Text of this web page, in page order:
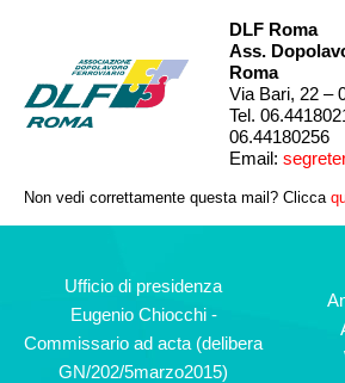
DLF Roma
Ass.
Roma
Via Bari, 22 –
Tel.
06.44180256
Email:
Non vedi correttamente questa mail? Clicca
Ufficio di presidenza
Eugenio Chiocchi -
Commissario ad acta (delibera
GN/202/5marzo2015)